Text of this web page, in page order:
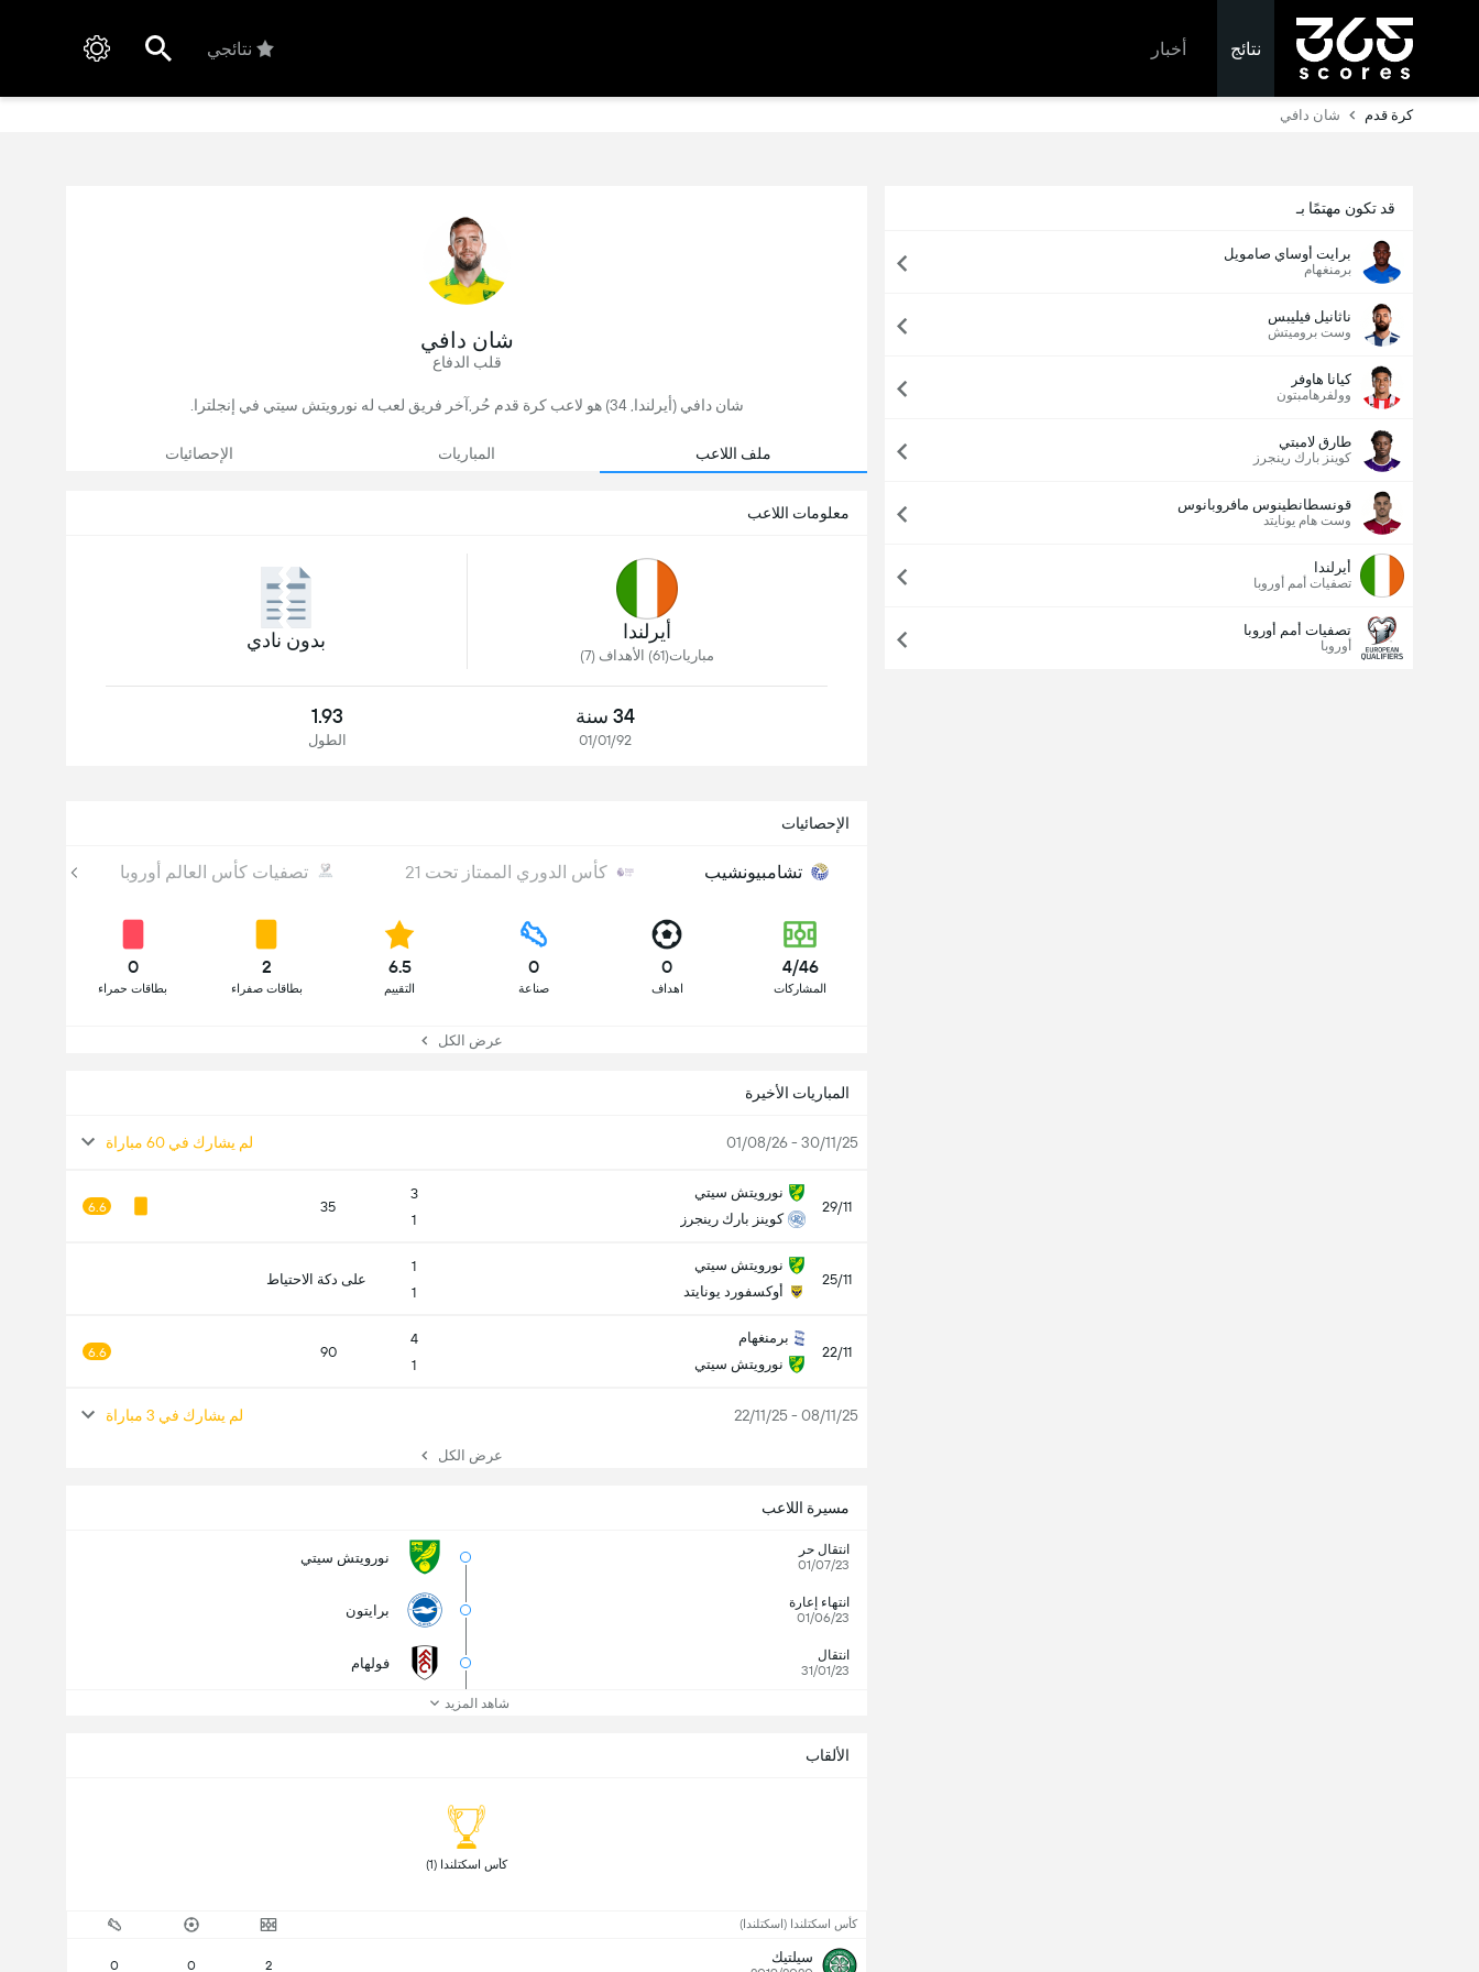
نتائج أخبار نتائجي
كرة قدم شان دافي
قد تكون مهتمًا بـ
برايت أوساي صامويل
برمنغهام
ناثانيل فيليبس
وست بروميتش
كيانا هاوفر
وولفرهامبتون
طارق لامبتي
كوينز بارك رينجرز
قونسطانطينوس مافروبانوس
وست هام يونايتد
أيرلندا
تصفيات أمم أوروبا
تصفيات أمم أوروبا
أوروبا
شان دافي
قلب الدفاع
شان دافي (أيرلندا, 34) هو لاعب كرة قدم حُر,آخر فريق لعب له نورويتش سيتي في إنجلترا.
ملف اللاعب المباريات الإحصائيات
معلومات اللاعب
أيرلندا
مباريات(61) الأهداف (7)
بدون نادي
34 سنة
01/01/92
1.93
الطول
الإحصائيات
تشامبيونشيب كأس الدوري الممتاز تحت 21 تصفيات كأس العالم أوروبا
4/46
المشاركات
0
اهداف
0
صناعة
6.5
التقييم
2
بطاقات صفراء
0
بطاقات حمراء
عرض الكل
المباريات الأخيرة
30/11/25 - 01/08/26 لم يشارك في 60 مباراة
29/11
نورويتش سيتي
كوينز بارك رينجرز
3
1
35
6.6
25/11
نورويتش سيتي
أوكسفورد يونايتد
1
1
على دكة الاحتياط
22/11
برمنغهام
نورويتش سيتي
4
1
90
6.6
08/11/25 - 22/11/25 لم يشارك في 3 مباراة
عرض الكل
مسيرة اللاعب
انتقال حر
01/07/23
نورويتش سيتي
انتهاء إعارة
01/06/23
برايتون
انتقال
31/01/23
فولهام
شاهد المزيد
الألقاب
كأس اسكتلندا (1)
كأس اسكتلندا (اسكتلندا)
سيلتيك 2
0
0